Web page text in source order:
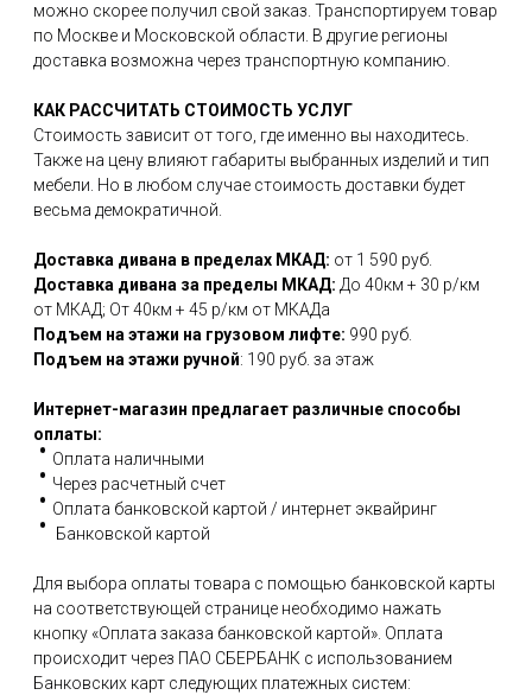
можно скорее получил свой заказ. Транспортируем товар
по Москве и Московской области. В другие регионы
доставка возможна через транспортную компанию.
КАК РАССЧИТАТЬ СТОИМОСТЬ УСЛУГ
Стоимость зависит от того, где именно вы находитесь.
Также на цену влияют габариты выбранных изделий и тип
мебели. Но в любом случае стоимость доставки будет
весьма демократичной.
Доставка дивана в пределах МКАД: от 1 590 руб.
Доставка дивана за пределы МКАД: До 40км + 30 р/км
от МКАД; От 40км + 45 р/км от МКАДа
Подъем на этажи на грузовом лифте: 990 руб.
Подъем на этажи ручной: 190 руб. за этаж
Интернет-магазин предлагает различные способы
оплаты:
Оплата наличными
Через расчетный счет
Оплата банковской картой / интернет эквайринг
Банковской картой
Для выбора оплаты товара с помощью банковской карты
на соответствующей странице необходимо нажать
кнопку «Оплата заказа банковской картой». Оплата
происходит через ПАО СБЕРБАНК с использованием
Банковских карт следующих платежных систем: